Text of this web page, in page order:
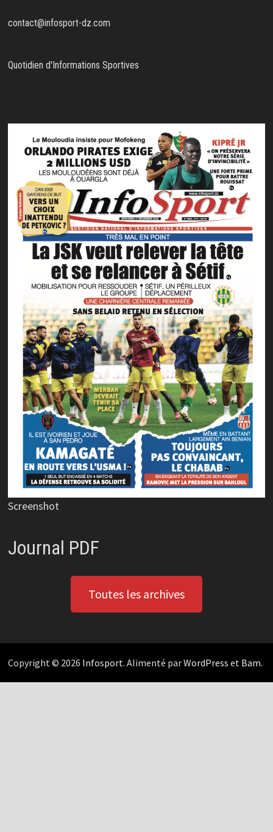
contact@infosport-dz.com
Quotidien d'Informations Sportives
Screenshot
Journal PDF
Toutes les archives
Copyright © 2026 Infosport. Alimenté parWordPress et Bam.